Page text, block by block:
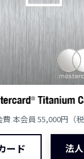
費 本会員 55,000円（税
ード 法